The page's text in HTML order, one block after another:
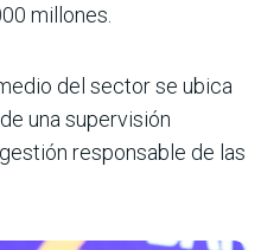
millones.
del sector se ubica
una supervisión
responsable de las